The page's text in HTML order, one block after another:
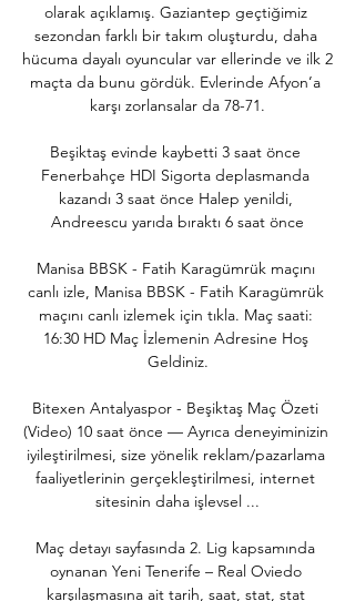
olarak açıklamış. Gaziantep geçtiğimiz
sezondan farklı bir takım oluşturdu, daha
hücuma dayalı oyuncular var ellerinde ve ilk 2
maçta da bunu gördük. Evlerinde Afyon’a
karşı zorlansalar da 78-71.
Beşiktaş evinde kaybetti 3 saat önce
Fenerbahçe HDI Sigorta deplasmanda
kazandı 3 saat önce Halep yenildi,
Andreescu yarıda bıraktı 6 saat önce
Manisa BBSK - Fatih Karagümrük maçını
canlı izle, Manisa BBSK - Fatih Karagümrük
maçını canlı izlemek için tıkla. Maç saati:
16:30 HD Maç İzlemenin Adresine Hoş
Geldiniz.
Bitexen Antalyaspor - Beşiktaş Maç Özeti
(Video) 10 saat önce — Ayrıca deneyiminizin
iyileştirilmesi, size yönelik reklam/pazarlama
faaliyetlerinin gerçekleştirilmesi, internet
sitesinin daha işlevsel ...
Maç detayı sayfasında 2. Lig kapsamında
oynanan Yeni Tenerife – Real Oviedo
karşılaşmasına ait tarih, saat, stat, stat